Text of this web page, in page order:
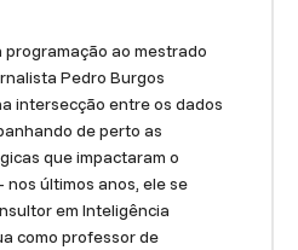
programação ao mestrado
Pedro Burgos
intersecção entre os dados
de perto as
que impactaram o
nos últimos anos, ele se
em Inteligência
como professor de